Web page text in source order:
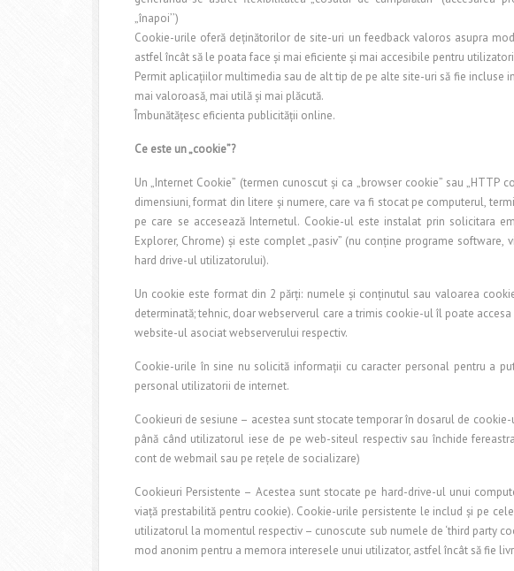
„înapoi’’)
Cookie-urile oferă deținătorilor de site-uri un feedback valoros asupra
astfel încât să le poata face și mai eficiente și mai accesibile pentru
Permit aplicațiilor multimedia sau de alt tip de pe alte site-uri să fie incluse
mai valoroasă, mai utilă și mai plăcută.
Îmbunătățesc eficienta publicității online.
Ce este un „cookie”?
Un „Internet Cookie” (termen cunoscut și ca „browser cookie” sau „HTTP
dimensiuni, format din litere și numere, care va fi stocat pe computerul,
pe care se accesează Internetul. Cookie-ul este instalat prin solicitara
Explorer, Chrome) și este complet „pasiv” (nu conține programe
hard drive-ul utilizatorului).
Un cookie este format din 2 părți: numele și conținutul sau valoarea
determinată; tehnic, doar webserverul care a trimis cookie-ul îl poate
website-ul asociat webserverului respectiv.
Cookie-urile în sine nu solicită informații cu caracter personal pentru a
personal utilizatorii de internet.
Cookieuri de sesiune – acestea sunt stocate temporar în dosarul de
până când utilizatorul iese de pe web-siteul respectiv sau închide
cont de webmail sau pe rețele de socializare)
Cookieuri Persistente – Acestea sunt stocate pe hard-drive-ul unui
viață prestabilită pentru cookie). Cookie-urile persistente le includ și pe
utilizatorul la momentul respectiv – cunoscute sub numele de ‘third party
mod anonim pentru a memora interesele unui utilizator, astfel încât să fie